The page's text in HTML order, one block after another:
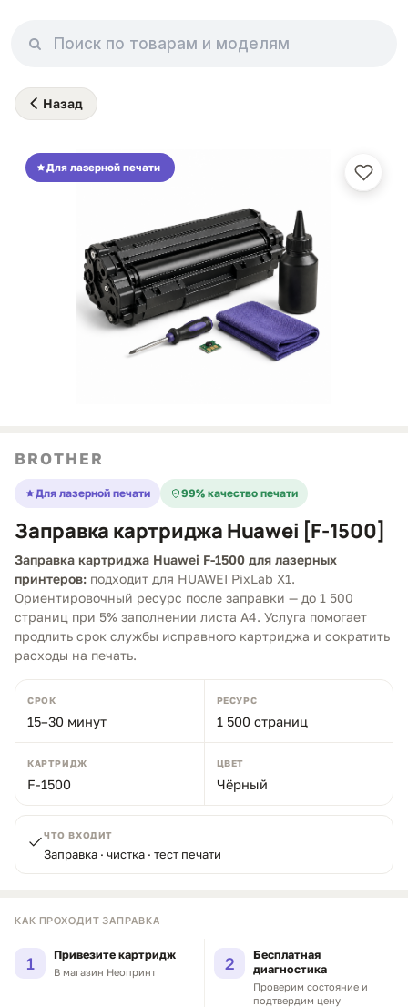
Назад
Для лазерной печати
BROTHER
Для лазерной печати 99% качество печати
Заправка картриджа Huawei [F-1500]
Заправка картриджа Huawei F-1500 для лазерных
принтеров: подходит для HUAWEI PixLab X1.
Ориентировочный ресурс после заправки — до 1 500
страниц при 5% заполнении листа A4. Услуга помогает
продлить срок службы исправного картриджа и сократить
расходы на печать.
СРОК
15–30 минут
РЕСУРС
1 500 страниц
КАРТРИДЖ
F-1500
ЦВЕТ
Чёрный
ЧТО ВХОДИТ
Заправка · чистка · тест печати
КАК ПРОХОДИТ ЗАПРАВКА
1 Привезите картридж
В магазин Неопринт 2
Бесплатная
диагностика
Проверим состояние и
подтвердим цену